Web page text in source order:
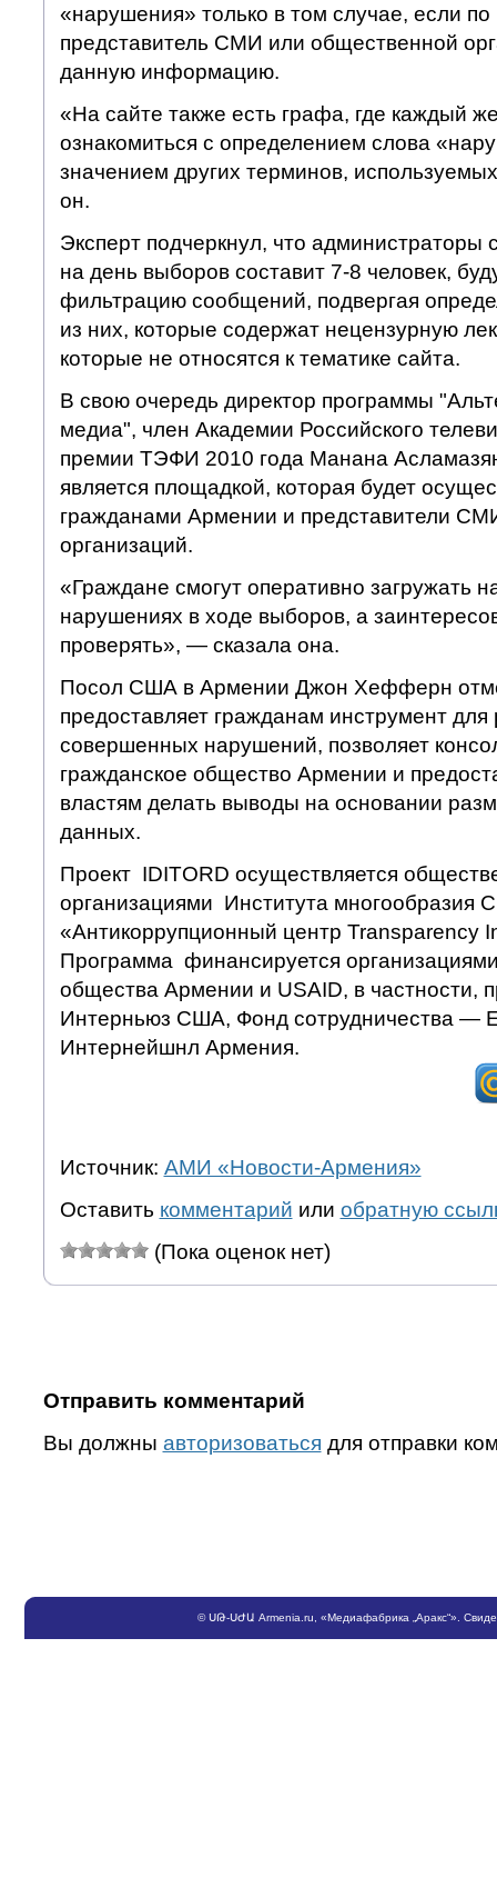
«нарушения» только в том случае, если
представитель СМИ или общественной
данную информацию.
«На сайте также есть графа, где каждый
ознакомиться с определением слова
значением других терминов,
он.
Эксперт подчеркнул, что администраторы
на день выборов составит 7-8 человек,
фильтрацию сообщений, подвергая
из них, которые содержат нецензурную
которые не относятся к тематике сайта.
В свою очередь директор программы
медиа", член Академии Российского
премии ТЭФИ 2010 года Манана
является площадкой, которая будет
гражданами Армении и представители
организаций.
«Граждане смогут оперативно загружать
нарушениях в ходе выборов, а
проверять», — сказала она.
Посол США в Армении Джон Хефферн
предоставляет гражданам инструмент для
совершенных нарушений, позволяет
гражданское общество Армении и
властям делать выводы на основании
данных.
Проект IDITORD осуществляется
организациями Института многообразия
«Антикоррупционный центр Transparency
Программа финансируется
общества Армении и USAID, в частности,
Интерньюз США, Фонд сотрудничества —
Интернейшнл Армения.
Источник: АМИ «Новости-Армения»
Оставить комментарий или обратную
(Пока оценок нет)
Отправить комментарий
Вы должны авторизоваться для отправки
©ՍԹ-ՍԺԱ Armenia.ru , «Медиафабрика „Аракс“».